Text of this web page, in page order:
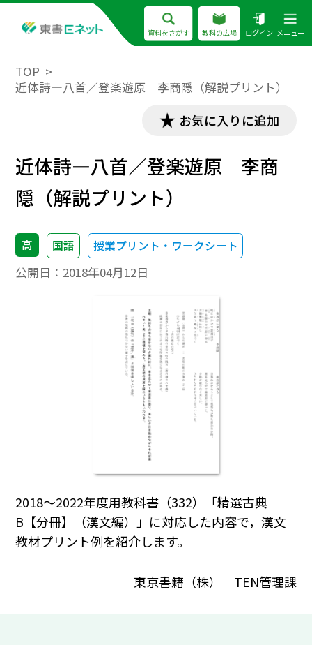
資料をさがす 教科の広場 ログイン メニュー
TOP
近体詩―八首／登楽遊原 李商隠（解説プリント）
お気に入りに追加
近体詩―八首／登楽遊原 李商
隠（解説プリント）
高 国語 授業プリント・ワークシート
公開日： 2018年04月12日
2018～2022年度用教科書（332）「精選古典
B【分冊】（漢文編）」に対応した内容で，漢文
教材プリント例を紹介します。
東京書籍（株） TEN管理課